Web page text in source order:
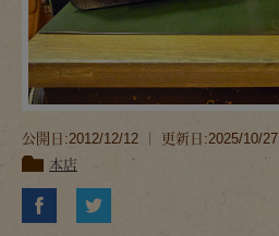
公開日:2012/12/12 ｜ 更新日:2025/10/27
本店